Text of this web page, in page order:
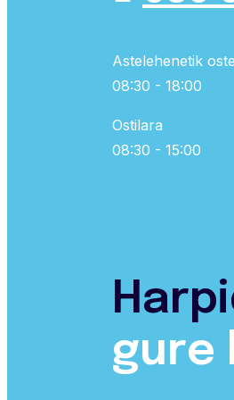
Astelehenetik
08:30 - 18:00
Ostilara
08:30 - 15:00
gure